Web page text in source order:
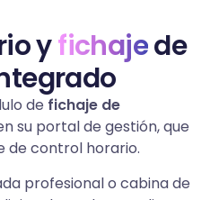
yfichajede
de fichaje de
su portal de gestión, que
de control horario.
profesional o cabina de